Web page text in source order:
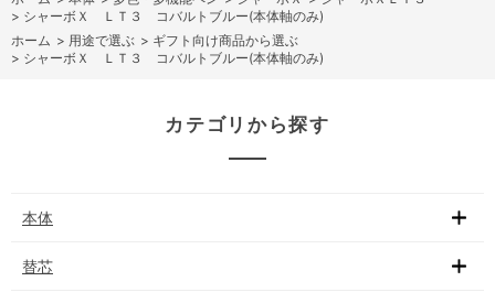
> シャーボＸ ＬＴ３ コバルトブルー(本体軸のみ)
ホーム > 用途で選ぶ > ギフト向け商品から選ぶ
> シャーボＸ ＬＴ３ コバルトブルー(本体軸のみ)
カテゴリから探す
本体
替芯